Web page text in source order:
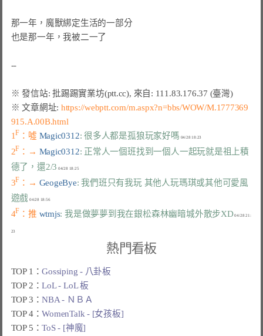
那一年，魔獸綁定生活的一部分
也是那一年，我被二一了
※ 發信站: 批踢踢實業坊(ptt.cc), 來自: 111.83.176.37 (臺灣)
※ 文章網址: https://webptt.com/m.aspx?n=bbs/WOW/M.1777369
915.A.00B.html
1F ：噓 Magic0312: 很多人都是孤狼玩家好嗎
2F ：→ Magic0312: 正常人一個班找到一個人一起玩就是祖上積
德了，還2/3
04/28 18:25
3F ：→ GeogeBye: 我們班只有我玩 其他人玩瑪琪或其他可愛風
遊戲
04/28 18:56
4F ：推 wtmjs: 我是做夢夢到我在銀松森林幽暗城外散步XD 04/28 21:
熱門看板
TOP 1：Gossiping - 八卦板
TOP 2：LoL - LoL 板
TOP 3：NBA - ＮＢＡ
TOP 4：WomenTalk - [女孩板]
TOP 5：ToS - [神魔]